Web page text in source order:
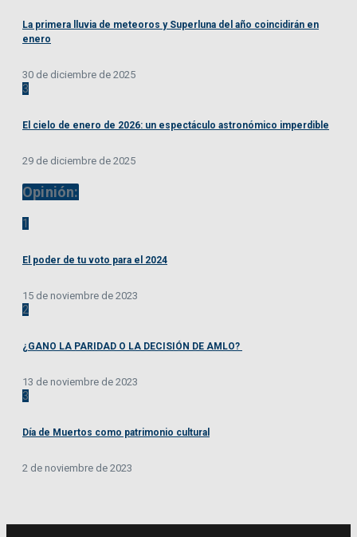
La primera lluvia de meteoros y Superluna del año coincidirán en
enero
30 de diciembre de 2025
3
El cielo de enero de 2026: un espectáculo astronómico imperdible
29 de diciembre de 2025
Opinión:
1
El poder de tu voto para el 2024
15 de noviembre de 2023
2
¿GANO LA PARIDAD O LA DECISIÓN DE AMLO?
13 de noviembre de 2023
3
Día de Muertos como patrimonio cultural
2 de noviembre de 2023